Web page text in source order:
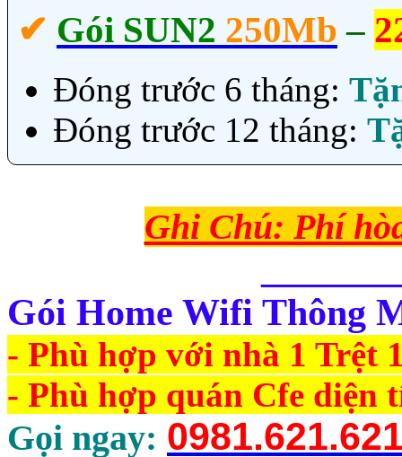
✔‎ Gói SUN2 250Mb –
Đóng trước 6 tháng:
Đóng trước 12 tháng:
Ghi Chú: Phí
Gói Home Wifi Thông
- Phù hợp với nhà 1 Trệt
- Phù hợp quán Cfe diện
Gọi ngay: